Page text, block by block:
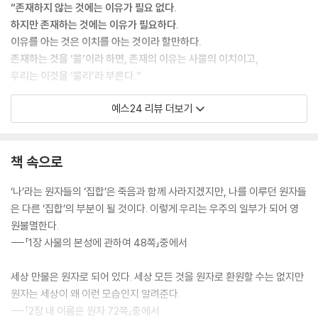
“존재하지 않는 것에는 이유가 필요 없다.
하지만 존재하는 것에는 이유가 필요하다.
이유를 아는 것은 이치를 아는 것이라 할만하다.
존재하는 것을 ‘물’이라 하면, 존재의 이유는 사물의 이치이고,
우리는 이것을 ‘물리’라 부른다.”
세상에 존재하는 모든 것들을 이해하고 싶었던 한 소년이 있었습니다. 호
기심이 많던 소년은 고등학생 시절 『양자역학의 세계』란 책을 읽으며 의문
물리학자가 됩니다. 세상의 모든 존재를 이해하고 싶었던 이 소년은 ‘다정
과 바람과 별과 인간』으로 5년 만에 독자들을 찾아왔습니다. 이번 책의 제
목은 윤동주 시인의 유고 시집 ‘하늘과 바람과 별과 시’에서 영감을 받았다
고 합니다. 저자에게 하늘은 우주와 법칙, 바람은 시간과 공간, 별은 물질과
에너지로 다가온다고 합니다. 즉, 하늘과 바람과 별은 물리적으로 존재하
마음이 느껴지는 제목입니다.
예스24 리뷰 더보기
책 속으로
‘나’라는 원자들의 ‘집합’은 죽음과 함께 사라지겠지만, 나를 이루던 원자들
은 다른 ‘집합’의 부분이 될 것이다. 이렇게 우리는 우주의 일부가 되어 영
원불멸한다.
---「1장 사물의 본성에 관하여 48쪽」중에서
세상 만물은 원자로 되어 있다. 세상 모든 것을 원자로 환원할 수는 없지만
원자는 세상이 왜 이런 모습인지 알려준다.
---「2장 내 이름은 원자 72쪽」중에서